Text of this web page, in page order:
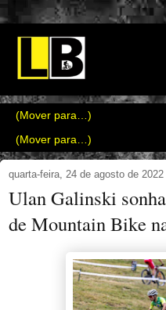
quarta-feira, 24 de agosto de 2022
Ulan Galinski
de Mountain Bike